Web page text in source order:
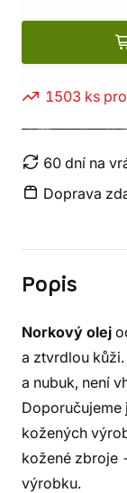
1503 ks
60 dní na
Doprava
Popis
Norkový olej
a ztvrdlou
a nubuk, není
Doporučujeme
kožených
kožené zbroje
výrobku.